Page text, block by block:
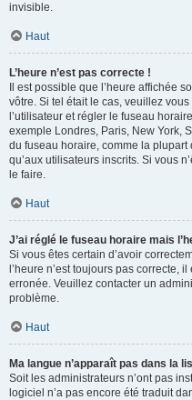
invisible.
Haut
L’heure n’est pas correcte !
Il est possible que l’heure affichée
vôtre. Si tel était le cas, veuillez
l’utilisateur et régler le fuseau
exemple Londres, Paris, New York,
du fuseau horaire, comme la plupart
qu’aux utilisateurs inscrits. Si vous
le faire.
Haut
J’ai réglé le fuseau horaire mais
Si vous êtes certain d’avoir
l’heure n’est toujours pas correcte,
erronée. Veuillez contacter un
problème.
Haut
Ma langue n’apparaît pas dans la
Soit les administrateurs n’ont pas
logiciel n’a pas encore été traduit